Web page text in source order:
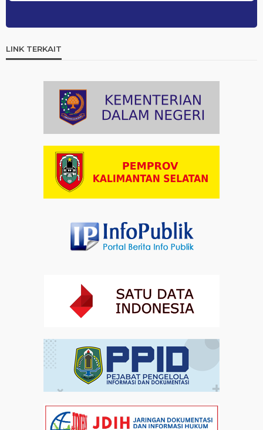
Ini Teks Lengkap Doa Kebangsaan Umat Kristen
Protestan di Monas
Artikel
Paduan Suara yang Menyatukan Harapan untuk
Indonesia
Dalam Zikir dan Doa Kebangsaan, Tio Menemukan
Makna Keberagaman
Artikel 01-08-2026 18:00
Kebangsaan di Monas
Pandang terhadap Penyandang Disabilitas
LINK TERKAIT